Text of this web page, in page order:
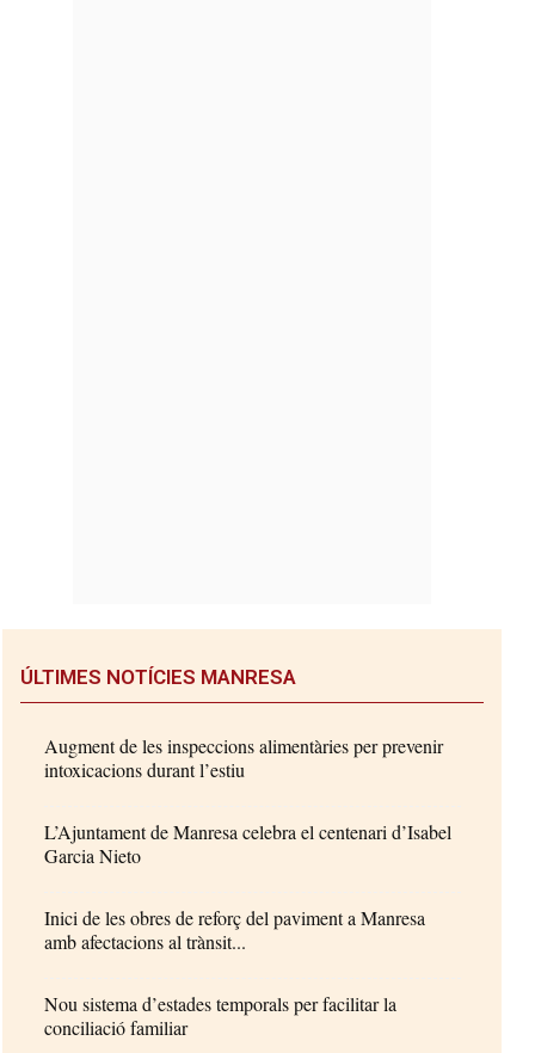
ÚLTIMES NOTÍCIES MANRESA
Augment de les inspeccions alimentàries per prevenir
intoxicacions durant l’estiu
L’Ajuntament de Manresa celebra el centenari d’Isabel
Garcia Nieto
Inici de les obres de reforç del paviment a Manresa
amb afectacions al trànsit...
Nou sistema d’estades temporals per facilitar la
conciliació familiar